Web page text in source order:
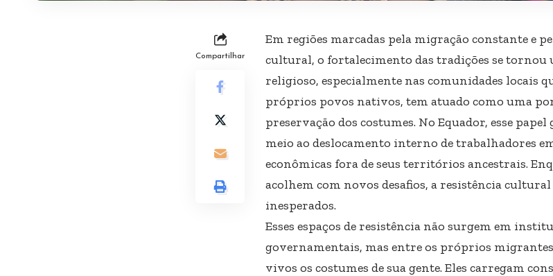
Compartilhar
Em regiões marcadas pela migração constante e
cultural, o fortalecimento das tradições se tornou
religioso, especialmente nas comunidades locais
próprios povos nativos, tem atuado como uma
preservação dos costumes. No Equador, esse
meio ao deslocamento interno de trabalhadores
econômicas fora de seus territórios ancestrais.
acolhem com novos desafios, a resistência cultural
inesperados.
Esses espaços de resistência não surgem em
governamentais, mas entre os próprios
vivos os costumes de sua gente. Eles carregam